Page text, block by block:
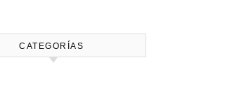
CATEGORÍAS